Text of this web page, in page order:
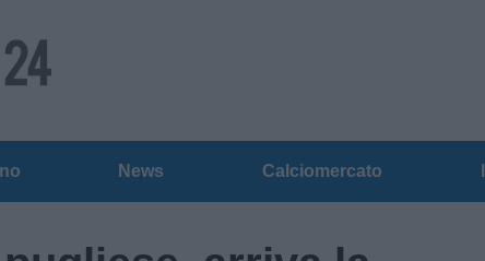
News Calciomercato